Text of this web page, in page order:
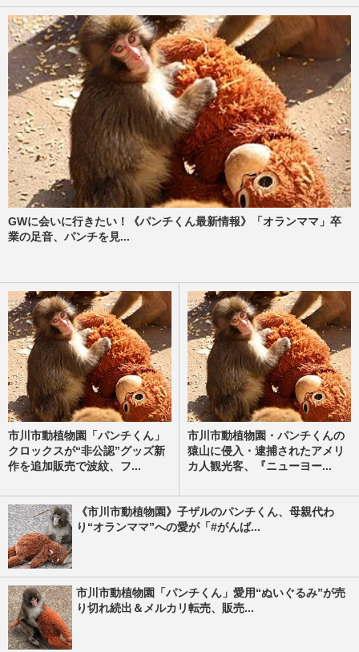
GWに会いに行きたい！《パンチくん最新情報》「オランママ」卒
業の足音、パンチを見...
市川市動植物園「パンチくん」
クロックスが“非公認”グッズ新
作を追加販売で波紋、フ...
市川市動植物園・パンチくんの
猿山に侵入・逮捕されたアメリ
カ人観光客、『ニューヨー...
《市川市動植物園》子ザルのパンチくん、母親代わ
り“オランママ”への愛が「#がんば...
市川市動植物園「パンチくん」愛用“ぬいぐるみ”が売
り切れ続出＆メルカリ転売、販売...